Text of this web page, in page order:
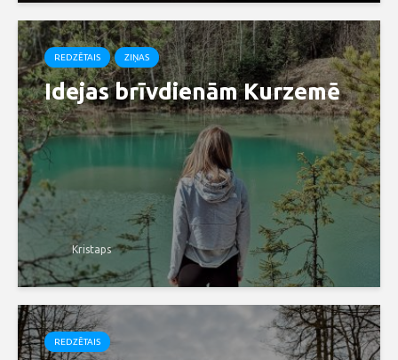
REDZĒTAIS ZIŅAS
Idejas brīvdienām Kurzemē
Kristaps
REDZĒTAIS